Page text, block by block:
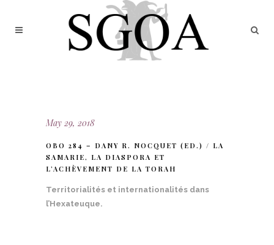
May 29, 2018
OBO 284 – DANY R. NOCQUET (ED.) / LA
SAMARIE, LA DIASPORA ET
L’ACHÈVEMENT DE LA TORAH
Territorialités et internationalités dans
l’Hexateuque.